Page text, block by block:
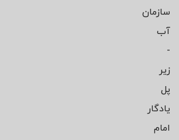
سازمان
آب
-
زیر
پل
یادگار
امام